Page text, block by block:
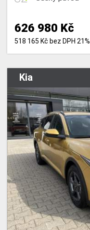
626 980 Kč
518 165 Kč bez DPH 21%
Kia